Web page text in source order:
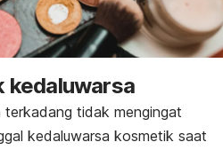
kedaluwarsa
terkadang tidak mengingat
kedaluwarsa kosmetik saat